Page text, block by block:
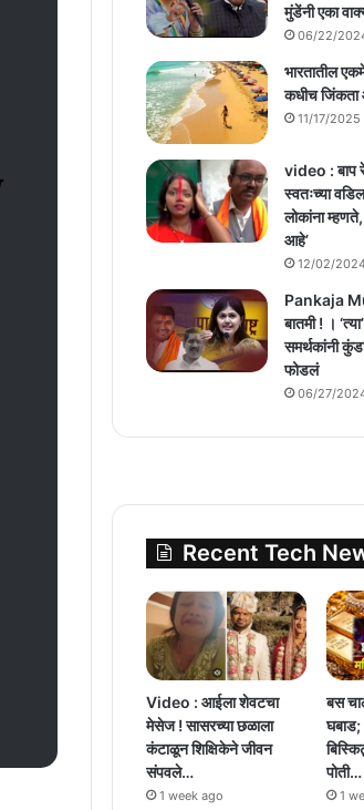
मुंडेंनी एका
06/22/
भारतातील
कधीच
11/17/2025
video : बाप
स्वतःच्या
लोकांना म्हणते,
आहे’
12/02/
Pankaja
बातमी ! ।
समर्थकांनी
फोडलं
06/27/
Recent Tech
Video : आईला शेवटचा
मेसेज ! सासरच्या छळाला
कंटाळून शिक्षिकेने जीवन
संपवले…
1 week ago
बस
घबाड;
पोती…
1